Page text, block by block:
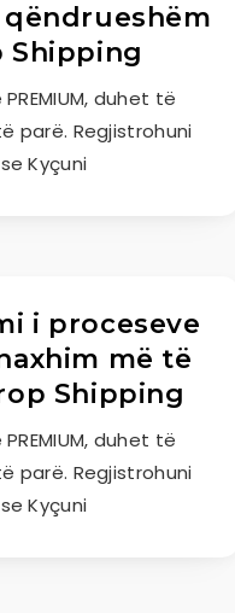
Shipping
duhet të
parë. Regjistrohuni
Kyçuni
i proceseve
më të
Shipping
duhet të
parë. Regjistrohuni
Kyçuni